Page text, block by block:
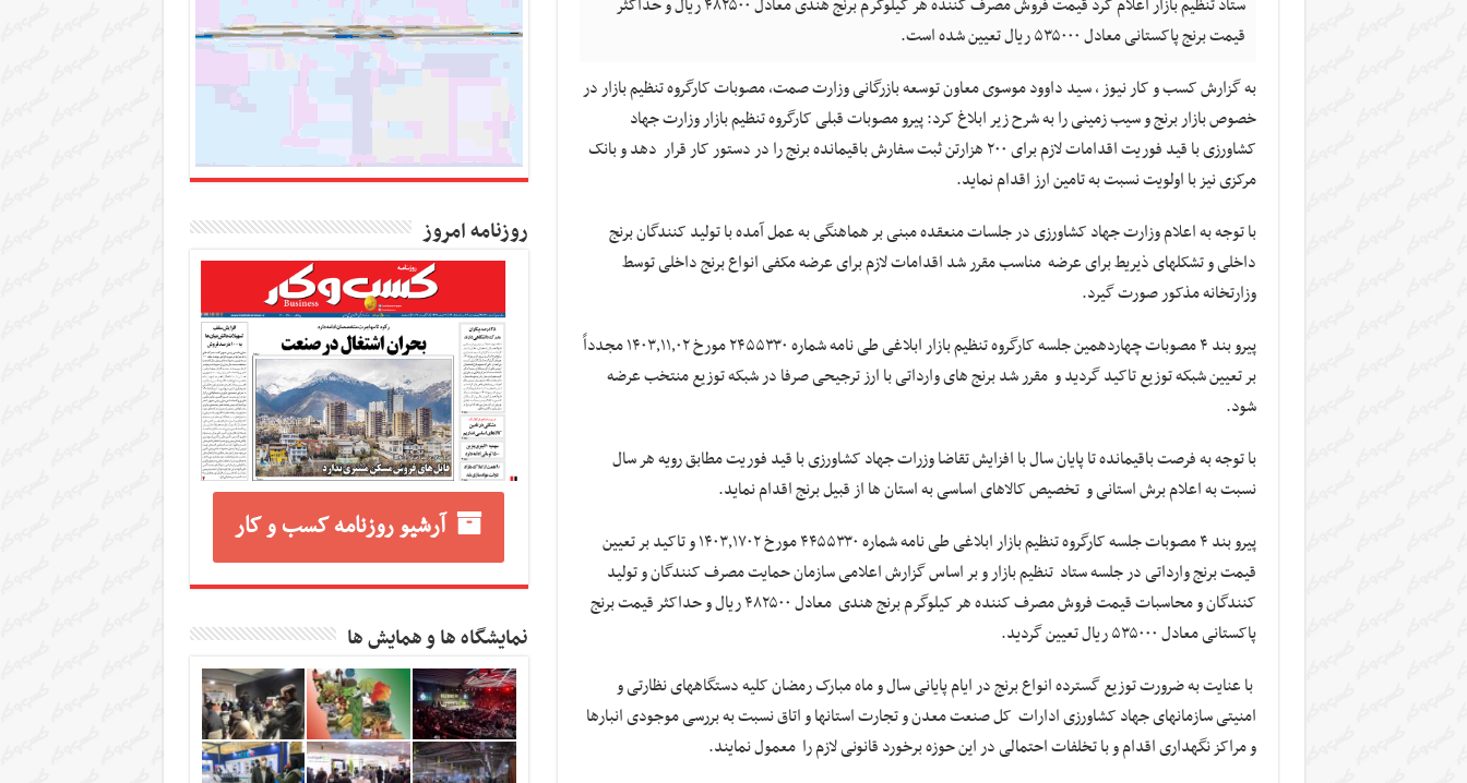
قیمت برنج پاکستانی معادل ۵۳۵۰۰۰ ریال تعیین شده است.
به گزارش کسب و کار نیوز ، سید داوود موسوى معاون توسعه بازرگانی وزارت صمت، مصوبات کارگروه تنظیم بازار در
خصوص بازار برنج و سیب زمینی را به شرح زیر ابلاغ کرد: پیرو مصوبات قبلی کارگروه تنظیم بازار وزارت جهاد
کشاورزی با قید فوریت اقدامات لازم برای ۲۰۰ هزارتن ثبت سفارش باقیمانده برنج را در دستور کار قرار دهد و بانک
مرکزی نیز با اولویت نسبت به تامین ارز اقدام نماید.
با توجه به اعلام وزارت جهاد کشاورزی در جلسات منعقده مبنی بر هماهنگی به عمل آمده با تولید کنندگان برنج
داخلی و تشکلهای ذیریط برای عرضه مناسب مقرر شد اقدامات لازم برای عرضه مکفی انواع برنج داخلی توسط
وزارتخانه مذکور صورت گیرد.
پیرو بند ۴ مصوبات چهاردهمین جلسه کارگروه تنظیم بازار ابلاغی طی نامه شماره ۲۴۵۵۳۳۰ مورخ ۱۴۰۳٫۱۱٫۰۲ مجدداً
بر تعیین شبکه توزیع تاکید گردید و مقرر شد برنج های وارداتی با ارز ترجیحی صرفا در شبکه توزیع منتخب عرضه
شود.
با توجه به فرصت باقیمانده تا پایان سال با افزایش تقاضا وزرات جهاد کشاورزی با قید فوریت مطابق رویه هر سال
نسبت به اعلام برش استانی و تخصیص کالاهای اساسی به استان ها از قبیل برنج اقدام نماید.
پیرو بند ۴ مصوبات جلسه کارگروه تنظیم بازار ابلاغی طی نامه شماره ۴۴۵۵۳۳۰ مورخ ۱۴۰۳٫۱۷۰۲ و تاکید بر تعیین
قیمت برنج وارداتی در جلسه ستاد تنظیم بازار و بر اساس گزارش اعلامی سازمان حمایت مصرف کنندگان و تولید
کنندگان و محاسبات قیمت فروش مصرف کننده هر کیلوگرم برنج هندی معادل ۴۸۲۵۰۰ ریال و حداکثر قیمت برنج
پاکستانی معادل ۵۳۵۰۰۰ ریال تعیین گردید.
با عنایت به ضرورت توزیع گسترده انواع برنج در ایام پایانی سال و ماه مبارک رمضان کلیه دستگاههای نظارتی و
امنیتی سازمانهای جهاد کشاورزی ادارات کل صنعت معدن و تجارت استانها و اتاق نسبت به بررسی موجودی انبارها
و مراکز نگهداری اقدام و با تخلفات احتمالی در این حوزه برخورد قانونی لازم را معمول نمایند.
روزنامه امروز
آرشیو روزنامه کسب و کار
نمایشگاه ها و همایش ها